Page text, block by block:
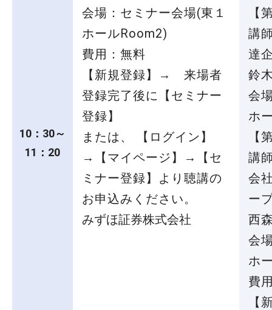
10：30～
11：20
会場：セミナー会場(東１
ホールRoom2)
費用：無料
【新規登録】→ 来場者
登録完了後に【セミナー
登録】
または、 【ログイン】
→【マイページ】→【セ
ミナー登録】より聴講の
お申込みください。
みずほ証券株式会社
【
講
達
鈴
会
ホ
【
講
会
ー
西
会
ホ
費
【